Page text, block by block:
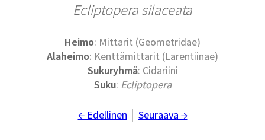
Ecliptopera silaceata
Heimo: Mittarit (Geometridae)
Alaheimo: Kenttämittarit (Larentiinae)
Sukuryhmä: Cidariini
Suku: Ecliptopera
← Edellinen Seuraava →